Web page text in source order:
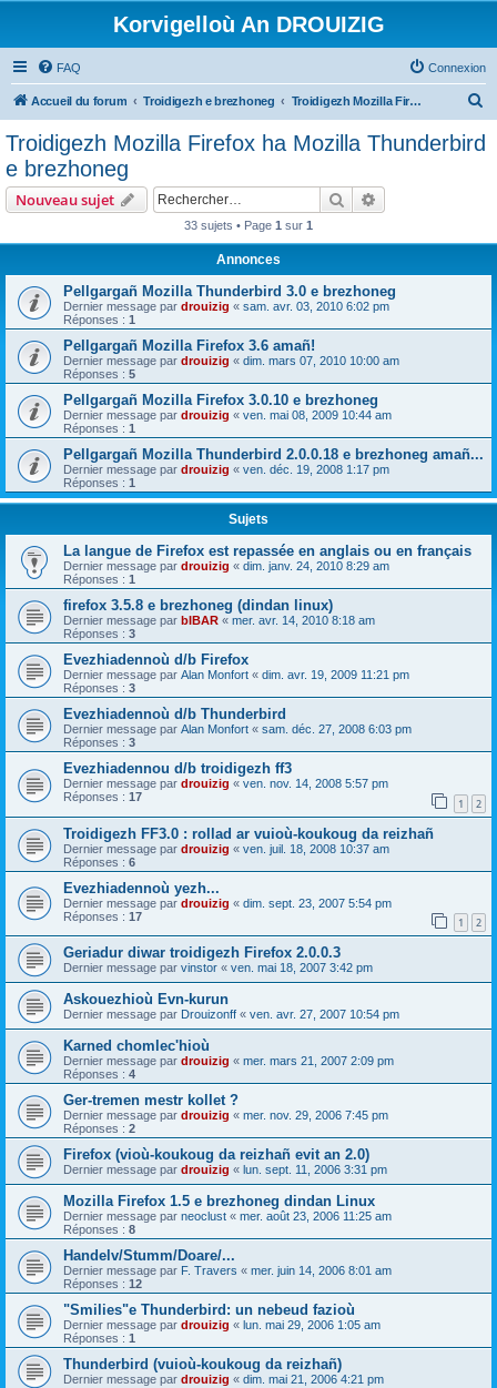
Korvigelloù An DROUIZIG
FAQ Connexion
Accueil du forum Troidigezh e brezhoneg Troidigezh Mozilla Firefox ha Mozilla Thunderbird e brezhoneg
Troidigezh Mozilla Firefox ha Mozilla Thunderbird
e brezhoneg
Nouveau sujet Rechercher
33 sujets • Page 1 sur 1
Annonces
Pellgargañ Mozilla Thunderbird 3.0 e brezhoneg
Dernier message par drouizig « sam. avr. 03, 2010 6:02 pm
Réponses : 1
Pellgargañ Mozilla Firefox 3.6 amañ!
Dernier message par drouizig « dim. mars 07, 2010 10:00 am
Réponses : 5
Pellgargañ Mozilla Firefox 3.0.10 e brezhoneg
Dernier message par drouizig « ven. mai 08, 2009 10:44 am
Réponses : 1
Pellgargañ Mozilla Thunderbird 2.0.0.18 e brezhoneg amañ...
Dernier message par drouizig « ven. déc. 19, 2008 1:17 pm
Réponses : 1
Sujets
La langue de Firefox est repassée en anglais ou en français
Dernier message par drouizig « dim. janv. 24, 2010 8:29 am
Réponses : 1
firefox 3.5.8 e brezhoneg (dindan linux)
Dernier message par bIBAR « mer. avr. 14, 2010 8:18 am
Réponses : 3
Evezhiadennoù d/b Firefox
Dernier message par Alan Monfort « dim. avr. 19, 2009 11:21 pm
Réponses : 3
Evezhiadennoù d/b Thunderbird
Dernier message par Alan Monfort « sam. déc. 27, 2008 6:03 pm
Réponses : 3
Evezhiadennou d/b troidigezh ff3
Dernier message par drouizig « ven. nov. 14, 2008 5:57 pm
Réponses : 17 1 2
Troidigezh FF3.0 : rollad ar vuioù-koukoug da reizhañ
Dernier message par drouizig « ven. juil. 18, 2008 10:37 am
Réponses : 6
Evezhiadennoù yezh...
Dernier message par drouizig « dim. sept. 23, 2007 5:54 pm
Réponses : 17 1 2
Geriadur diwar troidigezh Firefox 2.0.0.3
Dernier message par vinstor « ven. mai 18, 2007 3:42 pm
Askouezhioù Evn-kurun
Dernier message par Drouizonff « ven. avr. 27, 2007 10:54 pm
Karned chomlec'hioù
Dernier message par drouizig « mer. mars 21, 2007 2:09 pm
Réponses : 4
Ger-tremen mestr kollet ?
Dernier message par drouizig « mer. nov. 29, 2006 7:45 pm
Réponses : 2
Firefox (vioù-koukoug da reizhañ evit an 2.0)
Dernier message par drouizig « lun. sept. 11, 2006 3:31 pm
Mozilla Firefox 1.5 e brezhoneg dindan Linux
Dernier message par neoclust « mer. août 23, 2006 11:25 am
Réponses : 8
Handelv/Stumm/Doare/...
Dernier message par F. Travers « mer. juin 14, 2006 8:01 am
Réponses : 12
"Smilies"e Thunderbird: un nebeud fazioù
Dernier message par drouizig « lun. mai 29, 2006 1:05 am
Réponses : 1
Thunderbird (vuioù-koukoug da reizhañ)
Dernier message par drouizig « dim. mai 21, 2006 4:21 pm